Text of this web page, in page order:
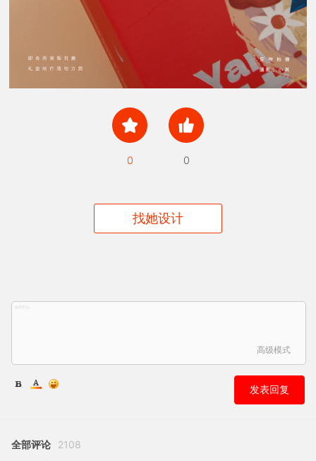
0 0
找她设计
高级模式
发表回复
全部评论 2108